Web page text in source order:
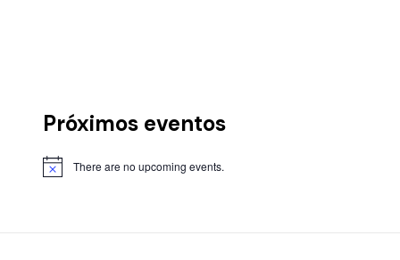
Próximos eventos
There are no upcoming events.